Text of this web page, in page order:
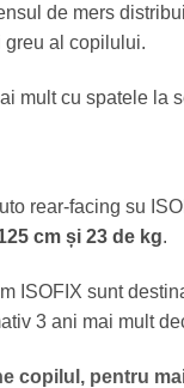
de mers
greu al copilului.
mult cu spatele la
rear-facing su
cm și 23 de kg.
ISOFIX sunt
3 ani mai mult
copilul, pentru